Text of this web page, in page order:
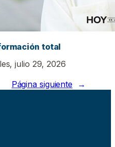
total
julio 29, 2026
Página siguiente →